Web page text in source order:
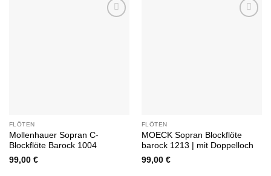
FLÖTEN
Mollenhauer Sopran C-
Blockflöte Barock 1004
99,00 €
FLÖTEN
MOECK Sopran Blockflöte
barock 1213 | mit Doppelloch
99,00 €